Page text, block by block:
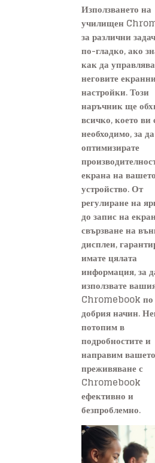
Използването на
училищен
за различни
по-гладко, ако
как да
неговите екранни
настройки. Този
наръчник ще
всичко, което ви
необходимо, за да
оптимизирате
екрана на вашето
устройство. От
регулиране на
до запис на
свързване на
дисплеи,
имате цялата
информация, за
използвате
Chromebook
добрия начин.
потопим в
подробностите и
направим вашето
преживяване с
Chromebook
ефективно и
безпроблемно.